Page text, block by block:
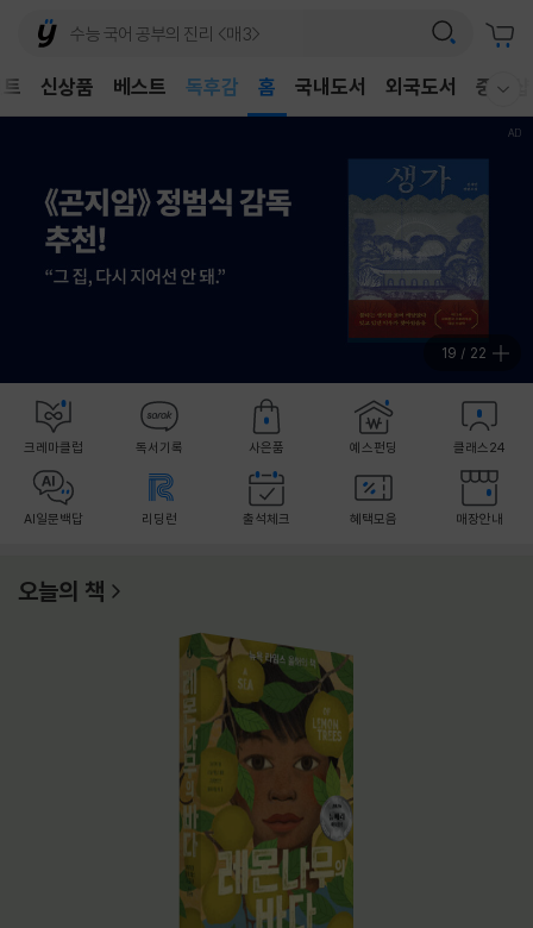
신상품 베스트
어린이
독후감
홈 국내도서 외국도서 중고샵
19 / 22
크레마클럽 독서기록 사은품 예스펀딩 클래스24
AI일문백답 리딩런 출석체크 혜택모음 매장안내
오늘의 책